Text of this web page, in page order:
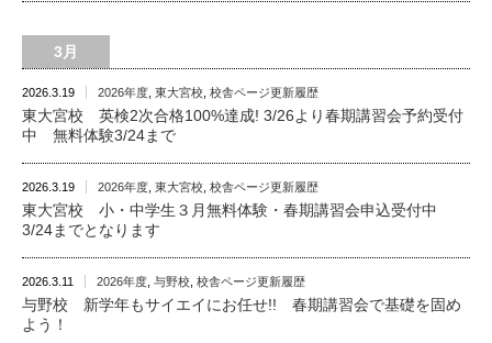
3月
2026.3.19 2026年度 東大宮校 校舎ページ更新履歴
東大宮校 英検2次合格100%達成! 3/26より春期講習会予約受付
中 無料体験3/24まで
2026.3.19 2026年度 東大宮校 校舎ページ更新履歴
東大宮校 小・中学生３月無料体験・春期講習会申込受付中
3/24までとなります
2026.3.11 2026年度 与野校 校舎ページ更新履歴
与野校 新学年もサイエイにお任せ!! 春期講習会で基礎を固め
よう！